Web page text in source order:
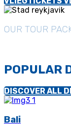
OUR TOUR
POPULAR
DISCOVER ALL
Bali